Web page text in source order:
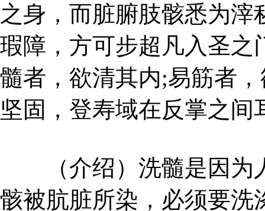
之身，而脏腑肢骸悉为
瑕障，方可步超凡入圣之
髓者，欲清其内;易筋者
坚固，登寿域在反掌之间
（介绍）洗髓是因为
骸被肮脏所染，必须要洗